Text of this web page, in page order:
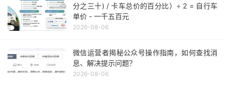
分之三十) / 卡车总价的百分比）÷ 2 = 自行车
单价 - 一千五百元
2026-08-06
微信运营者揭秘公众号操作指南，如何查找消
息、解决提示问题？
2026-08-06